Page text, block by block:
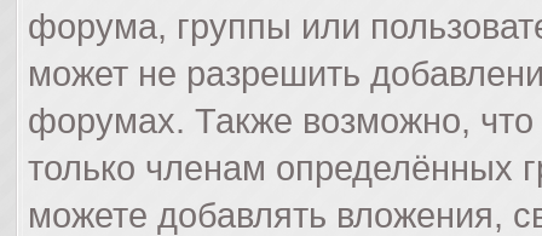
форума, группы или
может не разрешить
форумах. Также возможно,
только членам определённых
можете добавлять вложения,